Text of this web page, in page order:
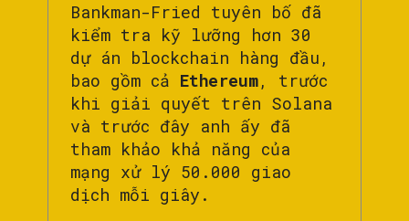
Bankman-Fried tuyên bố đã
kiểm tra kỹ lưỡng hơn 30
dự án blockchain hàng đầu,
bao gồm cả Ethereum, trước
khi giải quyết trên Solana
và trước đây anh ấy đã
tham khảo khả năng của
mạng xử lý 50.000 giao
dịch mỗi giây.